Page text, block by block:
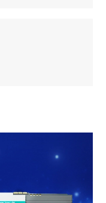
等材料体系